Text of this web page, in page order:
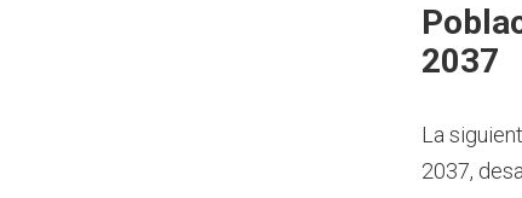
2037
La
2037,